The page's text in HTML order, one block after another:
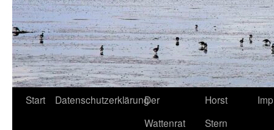
Start DatenschutzerklärungDer
Wattenrat
Horst
Stern